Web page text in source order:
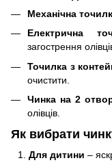
Механічна
Електрична
загострення
Точилка з
очистити.
Чинка на 2
олівців.
Як вибрати
Для дитини –